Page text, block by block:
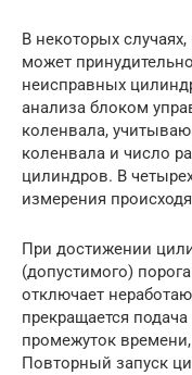
В некоторых
может
неисправных
анализа блоком
коленвала,
коленвала и число
цилиндров. В
измерения
При достижении
(допустимого)
отключает
прекращается
промежуток
Повторный запуск